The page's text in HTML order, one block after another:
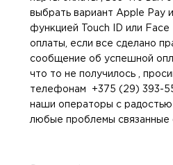
выбрать вариант Apple Pay
функцией Touch ID или Face
оплаты, если все сделано
сообщение об успешной
что то не получилось ,
телефонам +375 (29) 393-
наши операторы с
любые проблемы связанные